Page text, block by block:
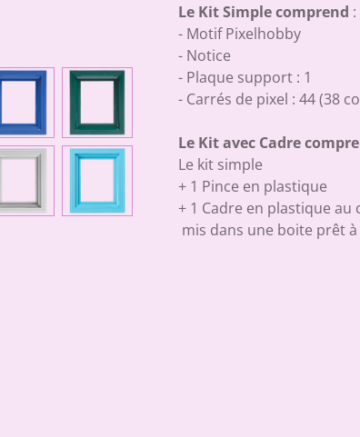
Le Kit Simple comprend :
- Motif Pixelhobby
- Notice
- Plaque support : 1
- Carrés de pixel : 44 (38
Le Kit avec Cadre
Le kit simple
+ 1 Pince en plastique
+ 1 Cadre en plastique au
mis dans une boite prêt